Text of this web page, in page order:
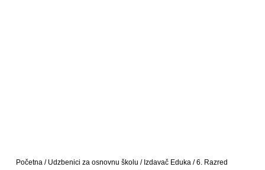
Početna/ Udzbenici za osnovnu školu / Izdavač Eduka/6. Razred